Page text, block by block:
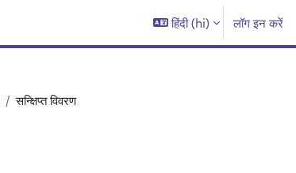
हिंदी ‎(hi)‎ लॉग इन करें
सन्क्षिप्त विवरण